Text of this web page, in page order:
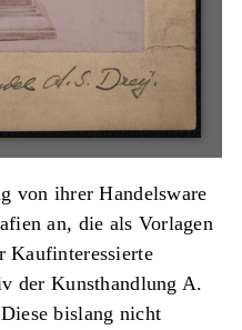
von ihrer Handelsware
an, die als Vorlagen
Kaufinteressierte
der Kunsthandlung A.
bislang nicht